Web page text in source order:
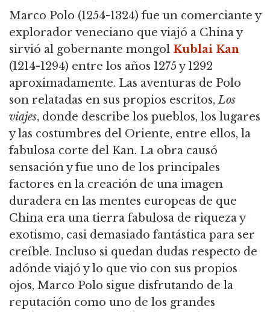
Marco Polo (1254-1324) fue un comerciante y
explorador veneciano que viajó a China y
sirvió al gobernante mongol Kublai Kan
(1214-1294) entre los años 1275 y 1292
aproximadamente. Las aventuras de Polo
son relatadas en sus propios escritos,Los
viajes, donde describe los pueblos, los lugares
y las costumbres del Oriente, entre ellos, la
fabulosa corte del Kan. La obra causó
sensación y fue uno de los principales
factores en la creación de una imagen
duradera en las mentes europeas de que
China era una tierra fabulosa de riqueza y
exotismo, casi demasiado fantástica para ser
creíble. Incluso si quedan dudas respecto de
adónde viajó y lo que vio con sus propios
ojos, Marco Polo sigue disfrutando de la
reputación como uno de los grandes